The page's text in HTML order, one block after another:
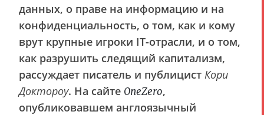
данных, о праве на информацию и на
конфиденциальность, о том, как и кому
врут крупные игроки IT-отрасли, и о том,
как разрушить следящий капитализм,
рассуждает писатель и публицист Кори
Доктороу. На сайте OneZero,
опубликовавшем англоязычный